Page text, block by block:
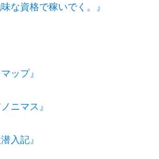
な資格で稼いでく。』
ップ』
ニマス』
入記』